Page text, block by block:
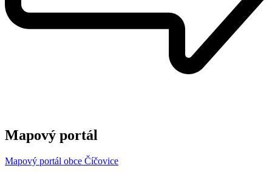
Mapový portál
Mapový portál obce Číčovice